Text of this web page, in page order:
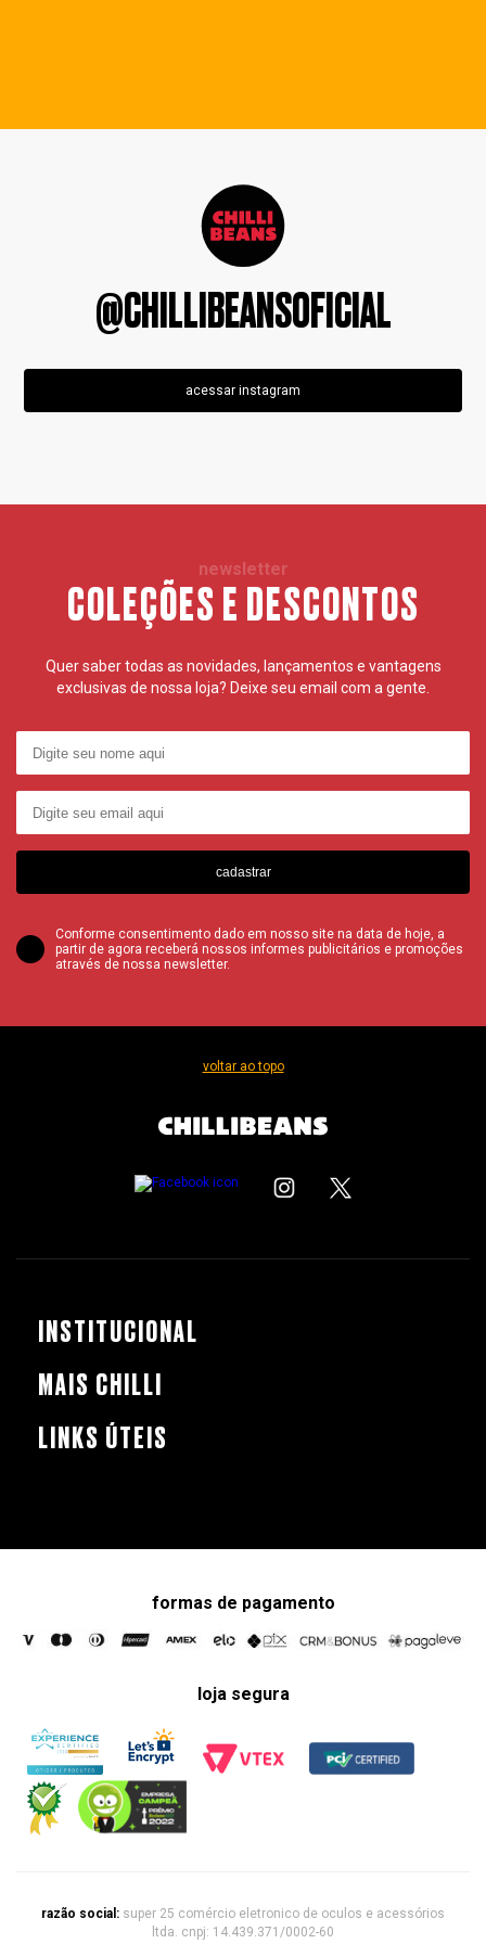
@CHILLIBEANSOFICIAL
acessar instagram
newsletter
COLEÇÕES E DESCONTOS
Quer saber todas as novidades, lançamentos e vantagens
exclusivas de nossa loja? Deixe seu email com a gente.
cadastrar
Conforme consentimento dado em nosso site na data de hoje, a
partir de agora receberá nossos informes publicitários e promoções
através de nossa newsletter.
voltar ao topo
INSTITUCIONAL
MAIS CHILLI
LINKS ÚTEIS
formas de pagamento
loja segura
razão social: super 25 comércio eletronico de oculos e acessórios
ltda. cnpj: 14.439.371/0002-60